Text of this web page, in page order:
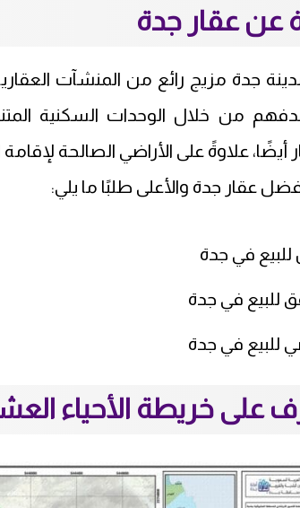
عن عقار جدة
جدة مزيج رائع من المنشآت
من خلال الوحدات السكنية
أيضًا، علاوةً على الأراضي الصالحة
عقار جدة والأعلى طلبًا ما يلي:
للبيع في جدة
للبيع في جدة
للبيع في جدة
على خريطة الأحياء